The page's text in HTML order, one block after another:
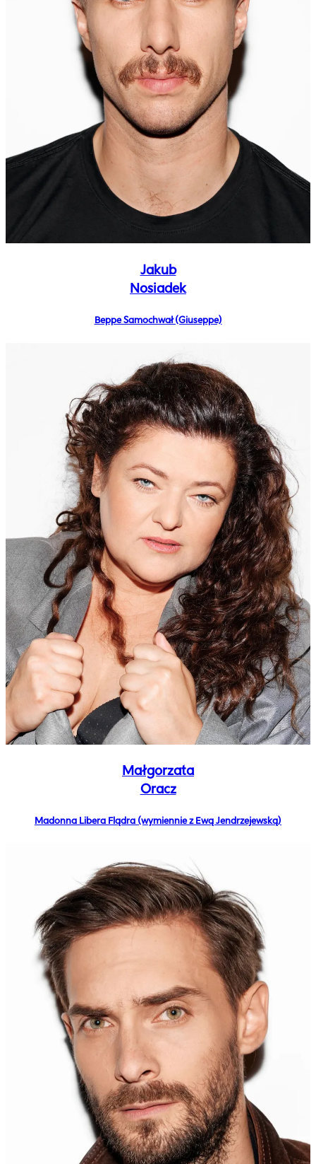
Jakub
Nosiadek
Beppe Samochwał (Giuseppe)
Małgorzata
Oracz
Madonna Libera Flądra (wymiennie z Ewą Jendrzejewską)